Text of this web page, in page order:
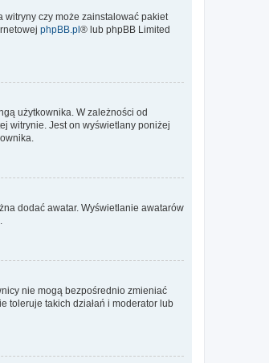
witryny czy może zainstalować pakiet
phpBB.pl® lub phpBB Limited
użytkownika. W zależności od
witrynie. Jest on wyświetlany poniżej
dodać awatar. Wyświetlanie awatarów
nie mogą bezpośrednio zmieniać
toleruje takich działań i moderator lub